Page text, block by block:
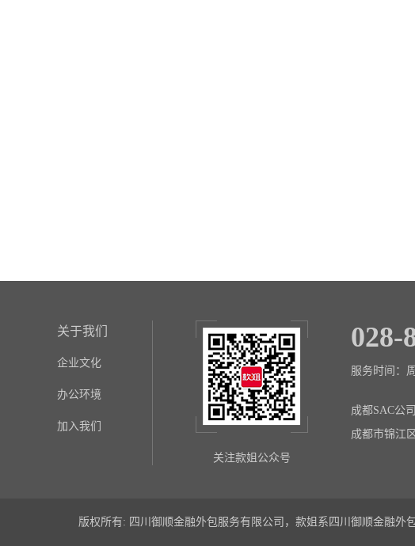
关于我们
企业文化
办公环境
加入我们
关注款姐公众号
028-
服务时间：
成都SAC公
成都市锦江
版权所有: 四川御顺金融外包服务有限公司，款姐系四川御顺金融外